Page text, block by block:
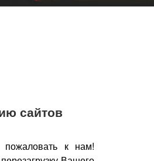
сайтов
к нам!